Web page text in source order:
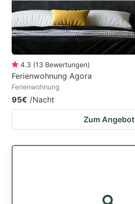
4.3 (13 Bewertungen)
Ferienwohnung Agora
Ferienwohnung
95€ /Nacht
Zum Angebot